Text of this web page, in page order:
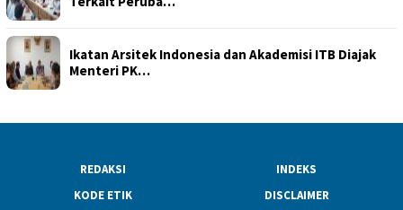
Ikatan Arsitek Indonesia dan Akademisi ITB Diajak
Menteri PK…
REDAKSI
INDEKS
KODE ETIK
DISCLAIMER